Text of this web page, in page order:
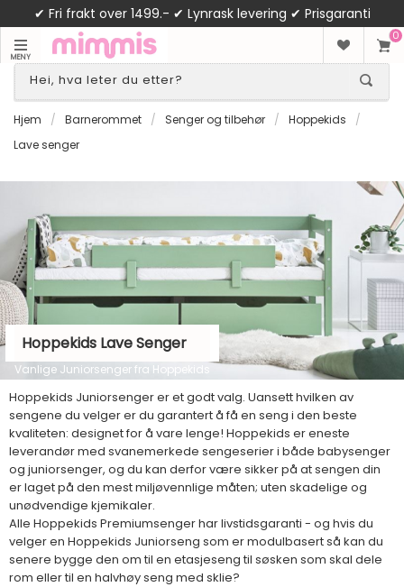
✔ Fri frakt over 1499.- ✔ Lynrask levering ✔ Prisgaranti
MENY
0
Hjem / Barnerommet / Senger og tilbehør / Hoppekids
/
Lave senger
Hoppekids Lave Senger
Vanlige Juniorsenger fra Hoppekids
Hoppekids Juniorsenger er et godt valg. Uansett hvilken av
sengene du velger er du garantert å få en seng i den beste
kvaliteten: designet for å vare lenge! Hoppekids er eneste
leverandør med svanemerkede sengeserier i både babysenger
og juniorsenger, og du kan derfor være sikker på at sengen din
er laget på den mest miljøvennlige måten; uten skadelige og
unødvendige kjemikaler.
Alle Hoppekids Premiumsenger har livstidsgaranti - og hvis du
velger en Hoppekids Juniorseng som er modulbasert så kan du
senere bygge den om til en etasjeseng til søsken som skal dele
rom eller til en halvhøy seng med sklie?